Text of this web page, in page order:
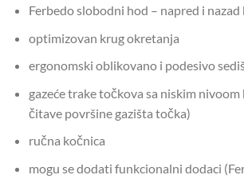
Ferbedo slobodni hod – napred i nazad
optimizovan krug okretanja
ergonomski oblikovano i podesivo
gazeće trake točkova sa niskim
čitave površine gazišta točka)
ručna kočnica
mogu se dodati funkcionalni dodaci